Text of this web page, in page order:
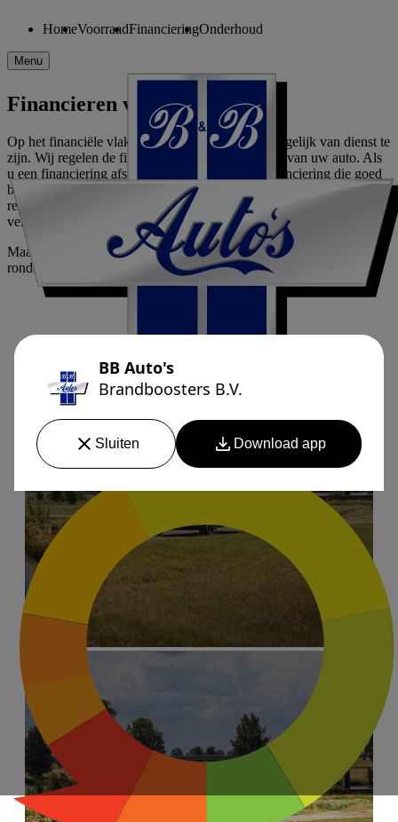
HomeVoorraadFinancieringOnderhoud
Menu
Over ons Afleveringspakketten
Financieren van uw occasion
Op het financiële vlak proberen wij u zo goed mogelijk van dienst te
zijn. Wij regelen de financiering voor de aankoop van uw auto. Als
u een financiering afsluit wilt u natuurlijk een financiering die goed
bij u past. Uitstekende voorwaarden èn een haarscherp
rentepercentage! Het spreekt voor zich dat wij met al uw gegevens
vertrouwelijk omgaan.
Maak hieronder de keuze die bij u past voor meer informatie
rondom een financieringsaanvraag.